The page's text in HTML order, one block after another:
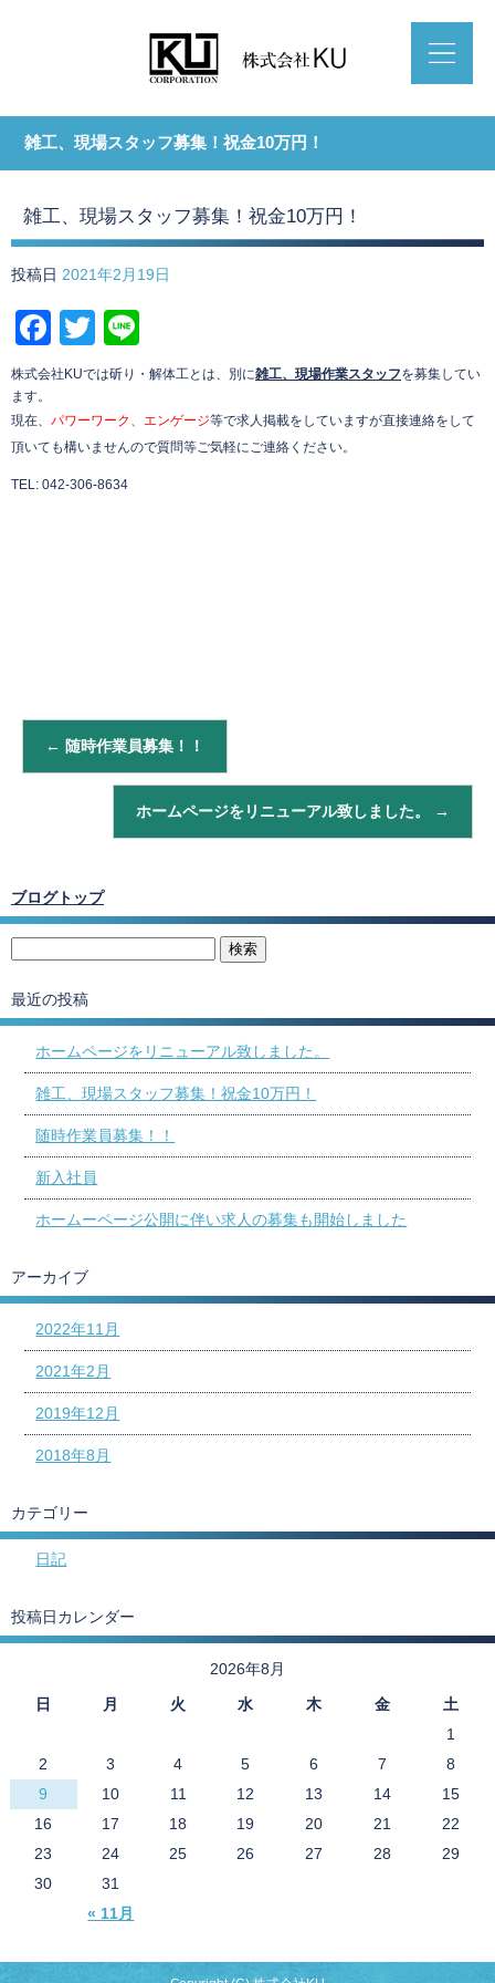
雑工、現場スタッフ募集！祝金10万円！
雑工、現場スタッフ募集！祝金10万円！
投稿日 2021年2月19日
Facebook
Twitter
株式会社KUでは斫り・解体工とは、別に雑工、現場作業スタッフを募集してい
ます。
現在、 パワーワーク、エンゲージ等で求人掲載をしていますが直接連絡をして
頂いても構いませんので質問等ご気軽にご連絡ください。
TEL: 042-306-8634
← 随時作業員募集！！
ホームページをリニューアル致しました。 →
ブログトップ
最近の投稿
ホームページをリニューアル致しました。
雑工、現場スタッフ募集！祝金10万円！
随時作業員募集！！
新入社員
ホームーページ公開に伴い求人の募集も開始しました
アーカイブ
2022年11月
2021年2月
2019年12月
2018年8月
カテゴリー
日記
投稿日カレンダー
2026年8月
日
月 火 水 木 金 土
« 11月
1
2
3 4 5 6 7
8
9
10 11 12 13 14
15
16
17 18 19 20 21
22
23
24 25 26 27 28
29
30
31